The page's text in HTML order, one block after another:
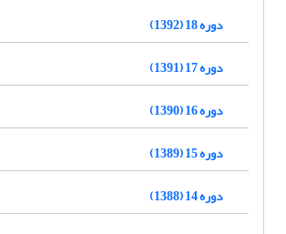
دوره 18 (1392)
دوره 17 (1391)
دوره 16 (1390)
دوره 15 (1389)
دوره 14 (1388)